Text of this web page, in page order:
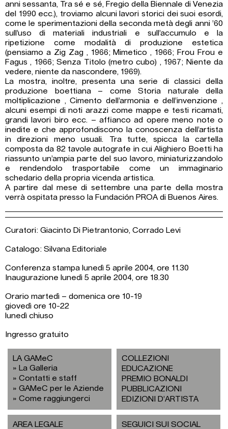
anni sessanta, Tra sé e sé, Fregio della Biennale di Venezia
del 1990 ecc.), troviamo alcuni lavori storici dei suoi esordi,
come le sperimentazioni della seconda metà degli anni ’60
sull’uso di materiali industriali e sull’accumulo e la
ripetizione come modalità di produzione estetica
(pensiamo a Zig Zag , 1966; Mimetico , 1966; Frou Frou e
Fagus , 1966; Senza Titolo (metro cubo) , 1967; Niente da
vedere, niente da nascondere, 1969).
La mostra, inoltre, presenta una serie di classici della
produzione boettiana – come Storia naturale della
moltiplicazione , Cimento dell’armonia e dell’invenzione ,
alcuni esempi di noti arazzi come mappe e testi ricamati,
grandi lavori biro ecc. – affianco ad opere meno note o
inedite e che approfondiscono la conoscenza dell’artista
in direzioni meno usuali. Tra tutte, spicca la cartella
composta da 82 tavole autografe in cui Alighiero Boetti ha
riassunto un’ampia parte del suo lavoro, miniaturizzandolo
e rendendolo trasportabile come un immaginario
schedario della propria vicenda artistica.
A partire dal mese di settembre una parte della mostra
verrà ospitata presso la Fundación PROA di Buenos Aires.
Curatori: Giacinto Di Pietrantonio, Corrado Levi
Catalogo: Silvana Editoriale
Conferenza stampa lunedì 5 aprile 2004, ore 11.30
Inaugurazione lunedì 5 aprile 2004, ore 18.30
Orario martedì – domenica ore 10-19
giovedì ore 10-22
lunedì chiuso
Ingresso gratuito
LA GAMeC
La Galleria
Contatti e staff
GAMeC per le Aziende
Come raggiungerci
COLLEZIONI
EDUCAZIONE
PREMIO BONALDI
PUBBLICAZIONI
EDIZIONI D’ARTISTA
AREA LEGALE
SEGUICI SUI SOCIAL